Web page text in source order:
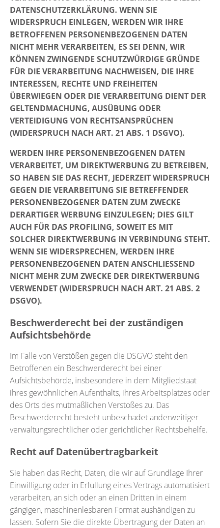
DATENSCHUTZERKLÄRUNG. WENN SIE
WIDERSPRUCH EINLEGEN, WERDEN WIR IHRE
BETROFFENEN PERSONENBEZOGENEN DATEN
NICHT MEHR VERARBEITEN, ES SEI DENN, WIR
KÖNNEN ZWINGENDE SCHUTZWÜRDIGE GRÜNDE
FÜR DIE VERARBEITUNG NACHWEISEN, DIE IHRE
INTERESSEN, RECHTE UND FREIHEITEN
ÜBERWIEGEN ODER DIE VERARBEITUNG DIENT DER
GELTENDMACHUNG, AUSÜBUNG ODER
VERTEIDIGUNG VON RECHTSANSPRÜCHEN
(WIDERSPRUCH NACH ART. 21 ABS. 1 DSGVO).
WERDEN IHRE PERSONENBEZOGENEN DATEN
VERARBEITET, UM DIREKTWERBUNG ZU BETREIBEN,
SO HABEN SIE DAS RECHT, JEDERZEIT WIDERSPRUCH
GEGEN DIE VERARBEITUNG SIE BETREFFENDER
PERSONENBEZOGENER DATEN ZUM ZWECKE
DERARTIGER WERBUNG EINZULEGEN; DIES GILT
AUCH FÜR DAS PROFILING, SOWEIT ES MIT
SOLCHER DIREKTWERBUNG IN VERBINDUNG STEHT.
WENN SIE WIDERSPRECHEN, WERDEN IHRE
PERSONENBEZOGENEN DATEN ANSCHLIESSEND
NICHT MEHR ZUM ZWECKE DER DIREKTWERBUNG
VERWENDET (WIDERSPRUCH NACH ART. 21 ABS. 2
DSGVO).
Beschwerderecht bei der zuständigen
Aufsichtsbehörde
Im Falle von Verstößen gegen die DSGVO steht den
Betroffenen ein Beschwerderecht bei einer
Aufsichtsbehörde, insbesondere in dem Mitgliedstaat
ihres gewöhnlichen Aufenthalts, ihres Arbeitsplatzes oder
des Orts des mutmaßlichen Verstoßes zu. Das
Beschwerderecht besteht unbeschadet anderweitiger
verwaltungsrechtlicher oder gerichtlicher Rechtsbehelfe.
Recht auf Datenübertragbarkeit
Sie haben das Recht, Daten, die wir auf Grundlage Ihrer
Einwilligung oder in Erfüllung eines Vertrags automatisiert
verarbeiten, an sich oder an einen Dritten in einem
gängigen, maschinenlesbaren Format aushändigen zu
lassen. Sofern Sie die direkte Übertragung der Daten an